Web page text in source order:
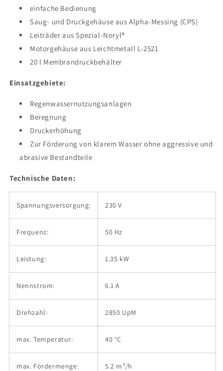
einfache Bedienung
Saug- und Druckgehäuse aus Alpha-Messing (CPS)
Leiträder aus Spezial-Noryl®
Motorgehäuse aus Leichtmetall L-2521
20 l Membrandruckbehälter
Einsatzgebiete:
Regenwassernutzungsanlagen
Beregnung
Druckerhöhung
Zur Förderung von klarem Wasser ohne aggressive und
abrasive Bestandteile
Technische Daten:
Spannungsversorgung: 230 V
Frequenz: 50 Hz
Leistung: 1.35 kW
Nennstrom: 6.1 A
Drehzahl: 2850 UpM
max. Temperatur: 40 °C
max. Fördermenge: 5.2 m³/h